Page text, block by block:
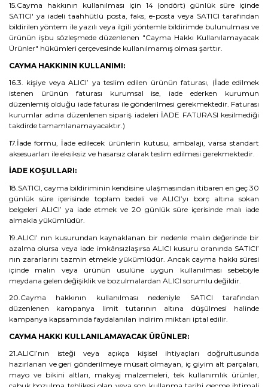
15.Cayma hakkının kullanılması için 14 (ondört) günlük süre içinde
SATICI' ya iadeli taahhütlü posta, faks, e-posta veya SATICI tarafından
bildirilen yöntem ile yazılı veya ilgili yöntemle bildirimde bulunulması ve
ürünün işbu sözleşmede düzenlenen "Cayma Hakkı Kullanılamayacak
Ürünler" hükümleri çerçevesinde kullanılmamış olması şarttır.
CAYMA HAKKININ KULLANIMI:
16.3. kişiye veya ALICI’ ya teslim edilen ürünün faturası, (İade edilmek
istenen ürünün faturası kurumsal ise, iade ederken kurumun
düzenlemiş olduğu iade faturası ile gönderilmesi gerekmektedir. Faturası
kurumlar adına düzenlenen sipariş iadeleri İADE FATURASI kesilmediği
takdirde tamamlanamayacaktır.)
17.İade formu, İade edilecek ürünlerin kutusu, ambalajı, varsa standart
aksesuarları ile eksiksiz ve hasarsız olarak teslim edilmesi gerekmektedir.
İADE KOŞULLARI:
18.SATICI, cayma bildiriminin kendisine ulaşmasından itibaren en geç 30
günlük süre içerisinde toplam bedeli ve ALICI’yı borç altına sokan
belgeleri ALICI’ ya iade etmek ve 20 günlük süre içerisinde malı iade
almakla yükümlüdür.
19.ALICI’ nın kusurundan kaynaklanan bir nedenle malın değerinde bir
azalma olursa veya iade imkânsızlaşırsa ALICI kusuru oranında SATICI’
nın zararlarını tazmin etmekle yükümlüdür. Ancak cayma hakkı süresi
içinde malın veya ürünün usulüne uygun kullanılması sebebiyle
meydana gelen değişiklik ve bozulmalardan ALICI sorumlu değildir.
20.Cayma hakkının kullanılması nedeniyle SATICI tarafından
düzenlenen kampanya limit tutarının altına düşülmesi halinde
kampanya kapsamında faydalanılan indirim miktarı iptal edilir.
CAYMA HAKKI KULLANILAMAYACAK ÜRÜNLER:
21.ALICI’nın isteği veya açıkça kişisel ihtiyaçları doğrultusunda
hazırlanan ve geri gönderilmeye müsait olmayan, iç giyim alt parçaları,
mayo ve bikini altları, makyaj malzemeleri, tek kullanımlık ürünler,